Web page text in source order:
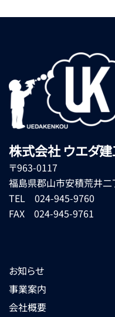
株式会社 ウエダ
〒963-0117
福島県郡山市安積荒井二
TEL 024-945-9760
FAX 024-945-9761
お知らせ
事業案内
会社概要